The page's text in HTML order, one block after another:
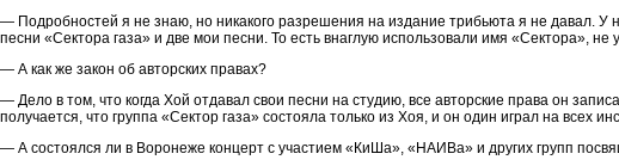
— Подробностей я не знаю, но никакого разрешения на издание трибьюта я не давал. У
песни «Сектора газа» и две мои песни. То есть внаглую использовали имя «Сектора», не
— А как же закон об авторских правах?
— Дело в том, что когда Хой отдавал свои песни на студию, все авторские права он
получается, что группа «Сектор газа» состояла только из Хоя, и он один играл на всех
— А состоялся ли в Воронеже концерт с участием «КиШа», «НАИВа» и других групп